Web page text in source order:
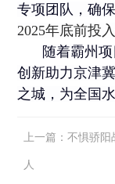
专项团队，确
2025年底前投入
随着霸州
创新助力京津
之城，为全国
上一篇：不惧骄阳
人